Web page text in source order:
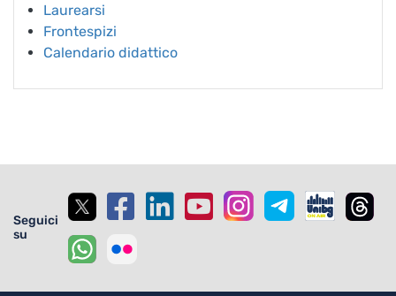
Laurearsi
Frontespizi
Calendario didattico
Seguici
su